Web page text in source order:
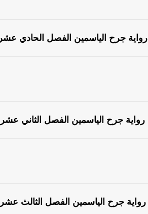
رواية جرح الياسمين الفصل الحادي عشر
رواية جرح الياسمين الفصل الثاني عشر
رواية جرح الياسمين الفصل الثالث عشر